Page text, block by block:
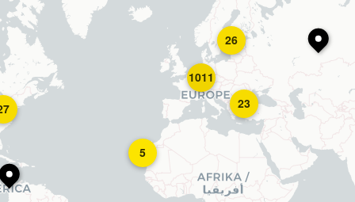
26
5
23
1011